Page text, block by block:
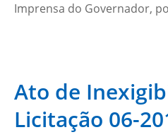
Imprensa do Governador,
Ato de
Licitação 06-